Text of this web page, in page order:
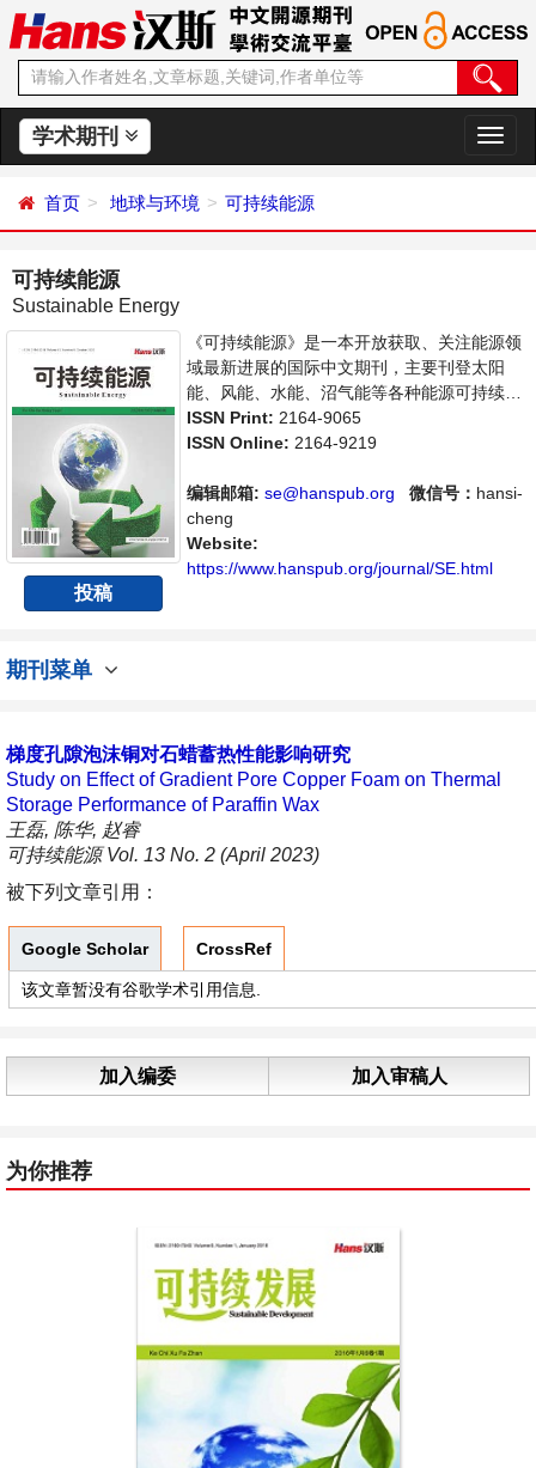
学术期刊
切
换
首页 地球与环境 可持续能源
可持续能源
Sustainable Energy
投稿
《可持续能源》是一本开放获取、关注能源领
域最新进展的国际中文期刊，主要刊登太阳
能、风能、水能、沼气能等各种能源可持续发
展研究，以及能源与经济、环境、政策等关系
的学术论文和成果评述。本刊集学术性、思想
学并致力于学术的繁荣，旨在给世界范围内的
能源研究者、能源工作者等研究并关注能源发
展的人员提供一个传播、分享和讨论能源持续
性发展的交流平台。
ISSN Print: 2164-9065
ISSN Online: 2164-9219
编辑邮箱: se@hanspub.org 微信号： hansi-
cheng
Website:
https://www.hanspub.org/journal/SE.html
期刊菜单
梯度孔隙泡沫铜对石蜡蓄热性能影响研究
Study on Effect of Gradient Pore Copper Foam on Thermal
Storage Performance of Paraffin Wax
王磊, 陈华, 赵睿
可持续能源 Vol. 13 No. 2 (April 2023)
被下列文章引用：
Google Scholar CrossRef
该文章暂没有谷歌学术引用信息.
加入编委 加入审稿人
为你推荐